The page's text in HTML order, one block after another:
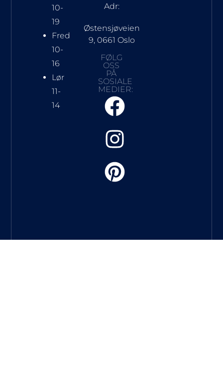
10-
19
Fred
10-
16
Lør
11-
14
Adr:
Østensjøveien
9, 0661 Oslo
FØLG
OSS
PÅ
SOSIALE
MEDIER: